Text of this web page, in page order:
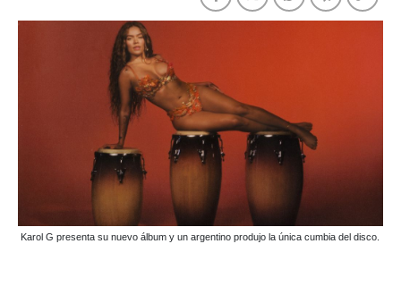
Karol G presenta su nuevo álbum y un argentino produjo la única cumbia del disco.